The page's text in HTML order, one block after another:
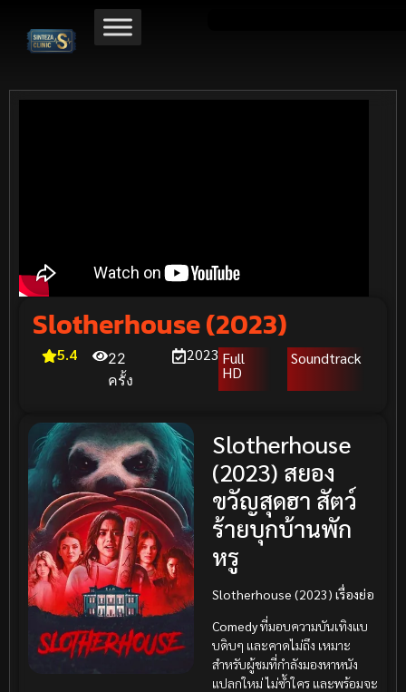
Slotherhouse (2023)
5.4
22
ครั้ง
2023Full
HD
Soundtrack
Slotherhouse
(2023) สยอง
ขวัญสุดฮา สัตว์
ร้ายบุกบ้านพัก
หรู
Slotherhouse (2023) เรื่องย่อ
Comedyที่มอบความบันเทิงแบ
บดิบๆ และคาดไม่ถึง เหมาะ
สำหรับผู้ชมที่กำลังมองหาหนัง
แปลกใหม่ ไม่ซ้ำใคร และพร้อมจะ